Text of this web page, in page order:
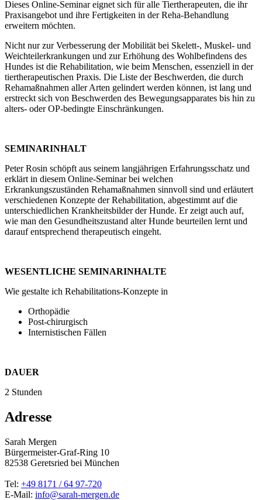
Dieses Online-Seminar eignet sich für alle Tiertherapeuten, die ihr
Praxisangebot und ihre Fertigkeiten in der Reha-Behandlung
erweitern möchten.
Nicht nur zur Verbesserung der Mobilität bei Skelett-, Muskel- und
Weichteilerkrankungen und zur Erhöhung des Wohlbefindens des
Hundes ist die Rehabilitation, wie beim Menschen, essenziell in der
tiertherapeutischen Praxis. Die Liste der Beschwerden, die durch
Rehamaßnahmen aller Arten gelindert werden können, ist lang und
erstreckt sich von Beschwerden des Bewegungsapparates bis hin zu
alters- oder OP-bedingte Einschränkungen.
SEMINARINHALT
Peter Rosin schöpft aus seinem langjährigen Erfahrungsschatz und
erklärt in diesem Online-Seminar bei welchen
Erkrankungszuständen Rehamaßnahmen sinnvoll sind und erläutert
verschiedenen Konzepte der Rehabilitation, abgestimmt auf die
unterschiedlichen Krankheitsbilder der Hunde. Er zeigt auch auf,
wie man den Gesundheitszustand alter Hunde beurteilen lernt und
darauf entsprechend therapeutisch eingeht.
WESENTLICHE SEMINARINHALTE
Wie gestalte ich Rehabilitations-Konzepte in
Orthopädie
Post-chirurgisch
Internistischen Fällen
DAUER
2 Stunden
Adresse
Sarah Mergen
Bürgermeister-Graf-Ring 10
82538 Geretsried bei München
Tel: +49 8171 / 64 97-720
E-Mail: info@sarah-mergen.de